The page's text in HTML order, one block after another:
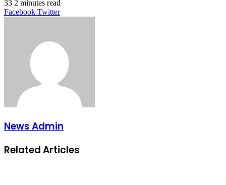
33 2 minutes read
Facebook TwitterLinkedIn
Tumblr
Pinterest
Reddit
VKontakte
Share
Print
News Admin
Related Articles